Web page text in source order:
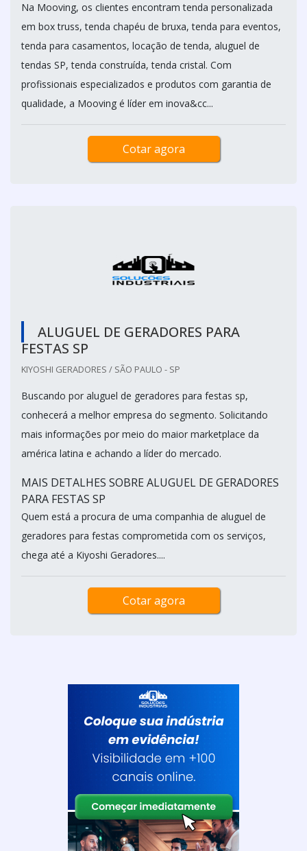
Na Mooving, os clientes encontram tenda personalizada
em box truss, tenda chapéu de bruxa, tenda para eventos,
tenda para casamentos, locação de tenda, aluguel de
tendas SP, tenda construída, tenda cristal. Com
profissionais especializados e produtos com garantia de
qualidade, a Mooving é líder em inova&cc...
Cotar agora
ALUGUEL DE GERADORES PARA
FESTAS SP
KIYOSHI GERADORES / SÃO PAULO - SP
Buscando por aluguel de geradores para festas sp,
conhecerá a melhor empresa do segmento. Solicitando
mais informações por meio do maior marketplace da
américa latina e achando a líder do mercado.
MAIS DETALHES SOBRE ALUGUEL DE GERADORES
PARA FESTAS SP
Quem está a procura de uma companhia de aluguel de
geradores para festas comprometida com os serviços,
chega até a Kiyoshi Geradores....
Cotar agora